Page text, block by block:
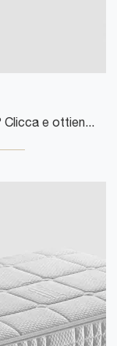
Vuoi assicurarti il sonno più profondo? Clicca e ottieni informazioni sul materasso Rubino Memory Aquatech tra i modelli Soia singoli di Manifattura ...